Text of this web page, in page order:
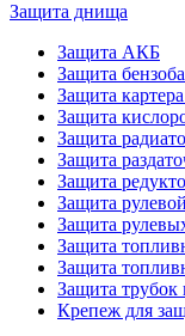
Защита днища
Защита АКБ
Защита
Защита
Защита
Защита
Защита
Защита
Защита
Защита
Защита
Защита
Защита трубок
Крепеж для